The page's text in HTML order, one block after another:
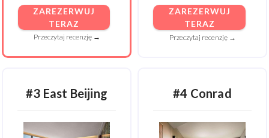
ZAREZERWUJ
TERAZ
Przeczytaj recenzję →
ZAREZERWUJ
TERAZ
Przeczytaj recenzję →
#3 East Beijing #4 Conrad